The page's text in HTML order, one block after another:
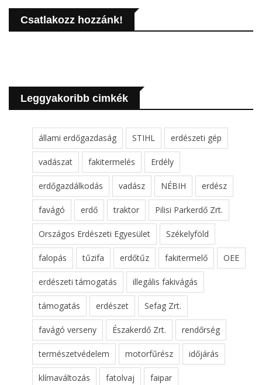
Csatlakozz hozzánk!
Leggyakoribb cimkék
állami erdőgazdaság STIHL erdészeti gép
vadászat fakitermelés Erdély
erdőgazdálkodás vadász NÉBIH erdész
favágó erdő traktor Pilisi Parkerdő Zrt.
Országos Erdészeti Egyesület Székelyföld
falopás tűzifa erdőtűz fakitermelő OEE
erdészeti támogatás illegális fakivágás
támogatás erdészet Sefag Zrt.
favágó verseny Északerdő Zrt. rendőrség
természetvédelem motorfűrész időjárás
klímaváltozás fatolvaj faipar